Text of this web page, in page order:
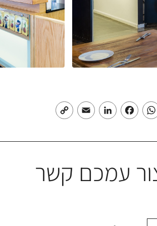
WhatsApp
Facebook
LinkedIn
Email
עמכם קשר